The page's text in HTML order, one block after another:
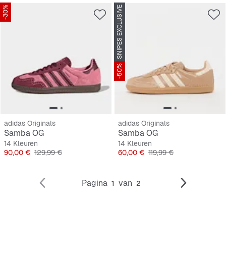
-30%
adidas Originals
Samba OG
14 Kleuren
Prijs
90,00 € Originele Prijs
129,99 €
SNIPES EXCLUSIVE
-50%
adidas Originals
Samba OG
14 Kleuren
Prijs
60,00 € Originele Prijs
119,99 €
Pagina 1 van 2